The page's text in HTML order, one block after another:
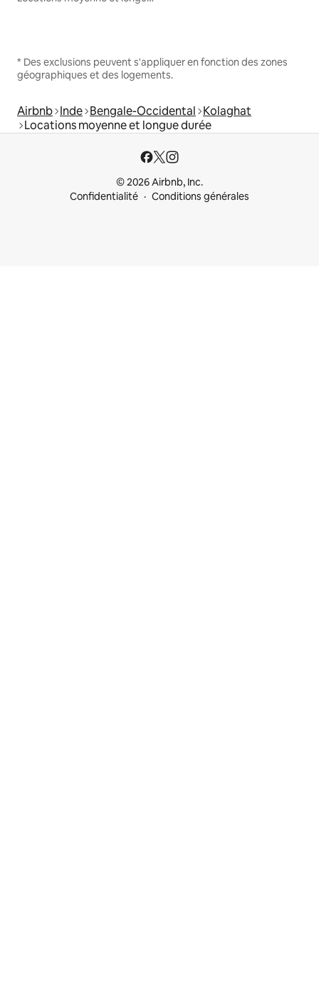
* Des exclusions peuvent s'appliquer en fonction des zones
géographiques et des logements.
Airbnb Inde Bengale-Occidental Kolaghat
Locations moyenne et longue durée
© 2026 Airbnb, Inc.
Confidentialité
Conditions générales